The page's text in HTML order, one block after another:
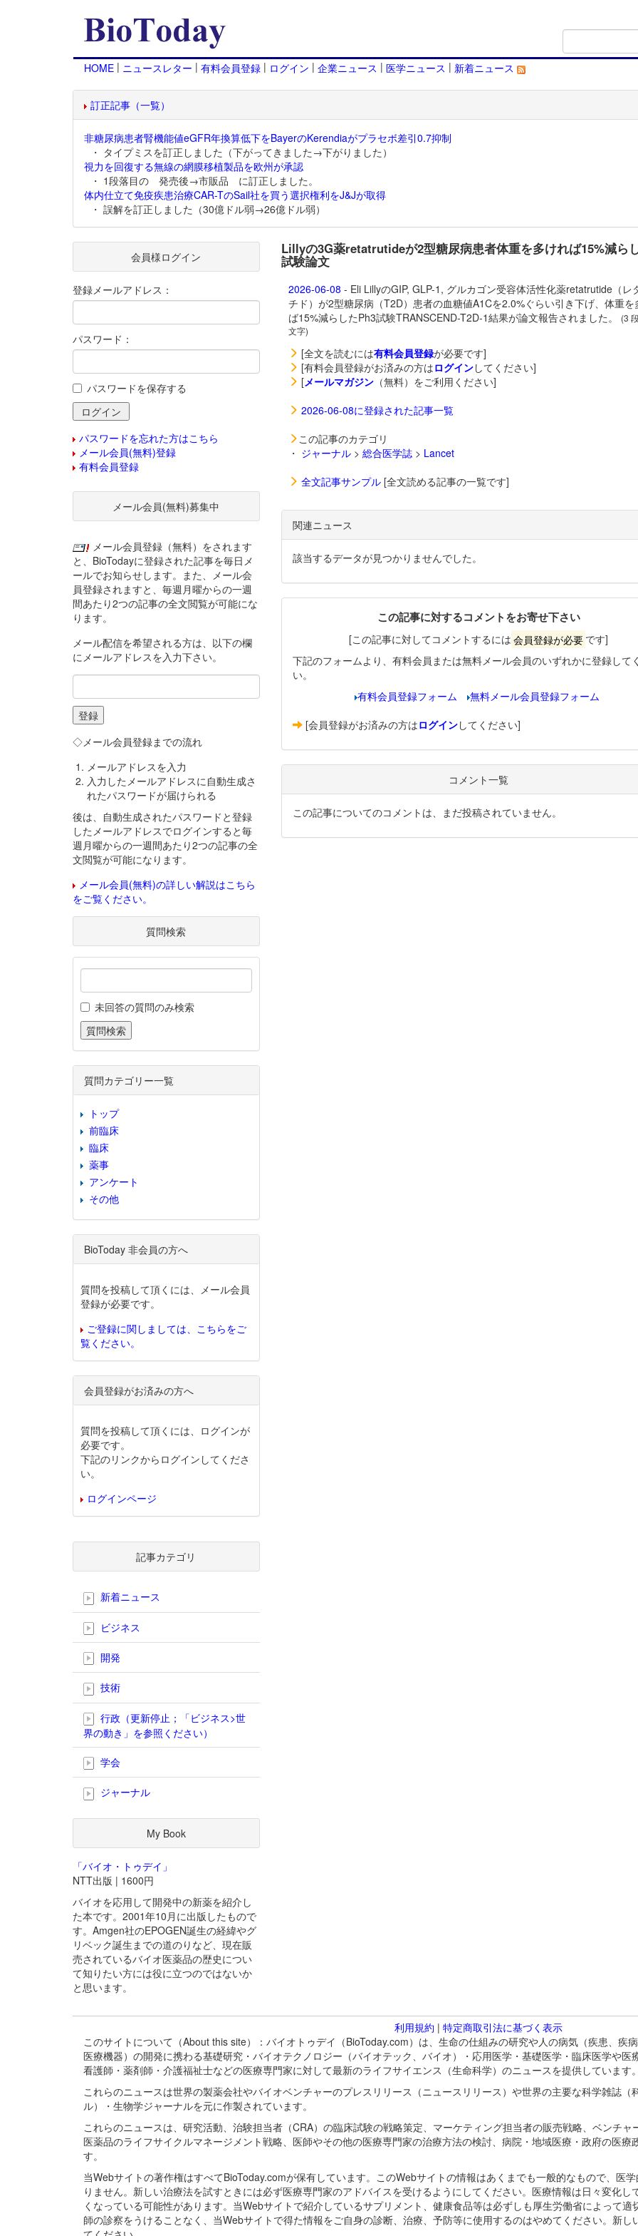
HOME | ニュースレター | 有料会員登録 | ログイン | 企業ニュース | 医学ニュース | 新着ニュース
訂正記事（一覧）
非糖尿病患者腎機能値eGFR年換算低下をBayerのKerendiaがプラセボ差引0.7抑制
・ タイプミスを訂正しました（下がってきました→下がりました）
視力を回復する無線の網膜移植製品を欧州が承認
・ 1段落目の 発売後→市販品 に訂正しました。
体内仕立て免疫疾患治療CAR-TのSail社を買う選択権利をJ&Jが取得
・ 誤解を訂正しました（30億ドル弱→26億ドル弱）
Lillyの3G薬retatrutideが2型糖尿病患者体重を多ければ15%減ら
試験論文
2026-06-08 - Eli LillyのGIP, GLP-1, グルカゴン受容体活性化薬retatrutide（レ
チド）が2型糖尿病（T2D）患者の血糖値A1Cを2.0%ぐらい引き下げ、体重を
ば15%減らしたPh3試験TRANSCEND-T2D-1結果が論文報告されました。
(3
文字)
[全文を読むには有料会員登録が必要です]
[有料会員登録がお済みの方はログインしてください]
[メールマガジン（無料）をご利用ください]
2026-06-08に登録された記事一覧
この記事のカテゴリ
・ ジャーナル> 総合医学誌> Lancet
全文記事サンプル[全文読める記事の一覧です]
関連ニュース
該当するデータが見つかりませんでした。
この記事に対するコメントをお寄せ下さい
[この記事に対してコメントするには 会員登録が必要 です]
下記のフォームより、有料会員または無料メール会員のいずれかに登録して
い。
有料会員登録フォーム
無料メール会員登録フォーム
[会員登録がお済みの方はログインしてください]
コメント一覧
この記事についてのコメントは、まだ投稿されていません。
会員様ログイン
登録メールアドレス：
パスワード：
パスワードを保存する
パスワードを忘れた方はこちら
メール会員(無料)登録
有料会員登録
メール会員(無料)募集中
メール会員登録（無料）をされます
と、BioTodayに登録された記事を毎日メ
ールでお知らせします。また、メール会
員登録されますと、毎週月曜からの一週
間あたり2つの記事の全文閲覧が可能にな
ります。
メール配信を希望される方は、以下の欄
にメールアドレスを入力下さい。
◇メール会員登録までの流れ
メールアドレスを入力
入力したメールアドレスに自動生成さ
れたパスワードが届けられる
後は、自動生成されたパスワードと登録
したメールアドレスでログインすると毎
週月曜からの一週間あたり2つの記事の全
文閲覧が可能になります。
メール会員(無料)の詳しい解説はこちら
をご覧ください。
質問検索
未回答の質問のみ検索
質問カテゴリー一覧
トップ
前臨床
臨床
薬事
アンケート
その他
BioToday 非会員の方へ
質問を投稿して頂くには、メール会員
登録が必要です。
ご登録に関しましては、こちらをご
覧ください。
会員登録がお済みの方へ
質問を投稿して頂くには、ログインが
必要です。
下記のリンクからログインしてくださ
い。
ログインページ
記事カテゴリ
新着ニュース
ビジネス
開発
技術
行政（更新停止；「ビジネス>世
界の動き」を参照ください）
学会
ジャーナル
My Book
「バイオ・トゥデイ」
NTT出版 | 1600円
バイオを応用して開発中の新薬を紹介し
た本です。2001年10月に出版したもので
す。Amgen社のEPOGEN誕生の経緯やグ
リベック誕生までの道のりなど、現在販
売されているバイオ医薬品の歴史につい
て知りたい方には役に立つのではないか
と思います。
利用規約 | 特定商取引法に基づく表示
このサイトについて（About this site）：バイオトゥデイ（BioToday.com）は、生命の仕組みの研究や人の病気（疾患、疾
医療機器）の開発に携わる基礎研究・バイオテクノロジー（バイオテック、バイオ）・応用医学・基礎医学・臨床医学や
看護師・薬剤師・介護福祉士などの医療専門家に対して最新のライフサイエンス（生命科学）のニュースを提供しています
これらのニュースは世界の製薬会社やバイオベンチャーのプレスリリース（ニュースリリース）や世界の主要な科学雑誌
ル）・生物学ジャーナルを元に作製されています。
これらのニュースは、研究活動、治験担当者（CRA）の臨床試験の戦略策定、マーケティング担当者の販売戦略、ベンチ
医薬品のライフサイクルマネージメント戦略、医師やその他の医療専門家の治療方法の検討、病院・地域医療・政府の医
す。
当Webサイトの著作権はすべてBioToday.comが保有しています。このWebサイトの情報はあくまでも一般的なもので、医
りません。新しい治療法を試すときには必ず医療専門家のアドバイスを受けるようにしてください。医療情報は日々変化
くなっている可能性があります。当Webサイトで紹介しているサプリメント、健康食品等は必ずしも厚生労働省によって
師の診察をうけることなく、当Webサイトで得た情報をご自身の診断、治療、予防等に使用するのはやめてください。新